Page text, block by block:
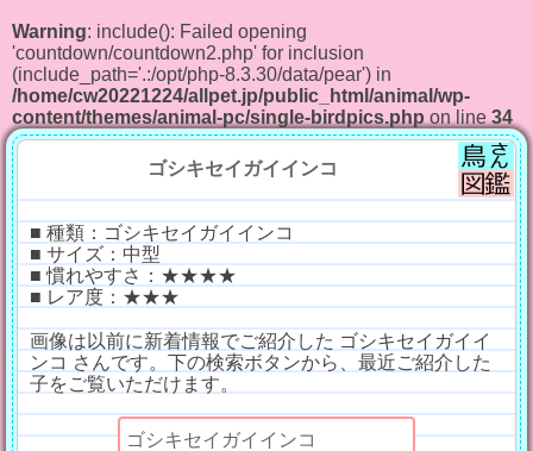
Warning: include(): Failed opening
'countdown/countdown2.php' for inclusion
(include_path='.:/opt/php-8.3.30/data/pear') in
/home/cw20221224/allpet.jp/public_html/animal/wp-
content/themes/animal-pc/single-birdpics.php on line 34
ゴシキセイガイインコ
■ 種類：ゴシキセイガイインコ
■ サイズ：中型
■ 慣れやすさ：★★★★
■ レア度：★★★
画像は以前に新着情報でご紹介した ゴシキセイガイイ
ンコ さんです。下の検索ボタンから、最近ご紹介した
子をご覧いただけます。